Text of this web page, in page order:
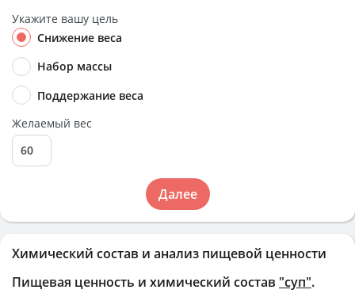
Химический состав и анализ пищевой ценности
Пищевая ценность и химический состав "суп".
Укажите вашу цель
Снижение веса
Набор массы
Поддержание веса
Желаемый вес
Далее